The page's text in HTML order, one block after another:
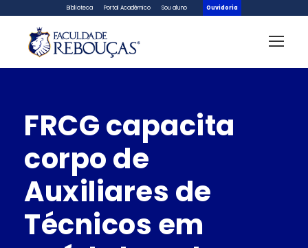
Biblioteca Portal Acadêmico Sou aluno Ouvidoria
FRCG capacita
corpo de
Auxiliares de
Técnicos em